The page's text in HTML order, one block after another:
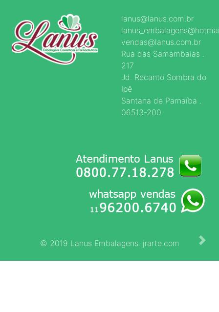
lanus@lanus.com.br
vendas@lanus.com.br
Rua das Samambaias .
217
Jd. Recanto Sombra do
Ipê
Santana de Parnaíba .
06513-200
Next
© 2019 Lanus Embalagens. jrarte.com